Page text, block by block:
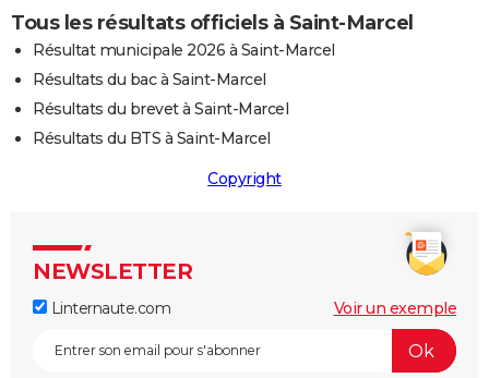
Tous les résultats officiels à Saint-Marcel
Résultat municipale 2026 à Saint-Marcel
Résultats du bac à Saint-Marcel
Résultats du brevet à Saint-Marcel
Résultats du BTS à Saint-Marcel
Copyright
NEWSLETTER
Linternaute.com Voir un exemple